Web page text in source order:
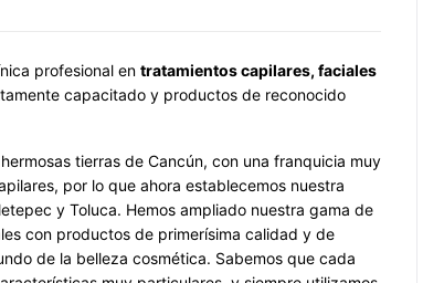
profesional en tratamientos capilares, faciales
capacitado y productos de reconocido
tierras de Cancún, con una franquicia muy
por lo que ahora establecemos nuestra
y Toluca. Hemos ampliado nuestra gama de
con productos de primerísima calidad y de
de la belleza cosmética. Sabemos que cada